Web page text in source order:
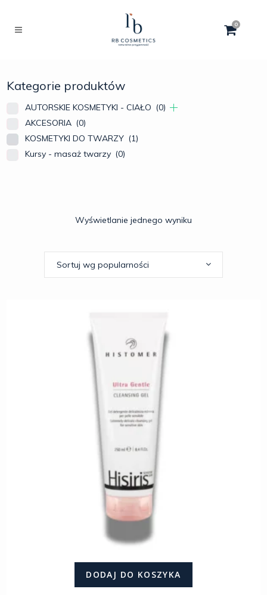
0
Kategorie produktów
AUTORSKIE KOSMETYKI - CIAŁO (0)
AKCESORIA (0)
KOSMETYKI DO TWARZY (1)
Kursy - masaż twarzy (0)
Wyświetlanie jednego wyniku
Sortuj wg popularności
DODAJ DO KOSZYKA